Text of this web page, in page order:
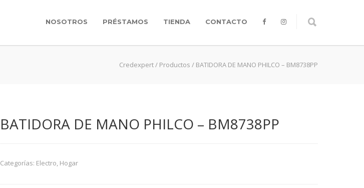
NOSOTROS PRÉSTAMOS TIENDA CONTACTO
Credexpert/ Productos / BATIDORA DE MANO PHILCO – BM8738PP
BATIDORA DE MANO PHILCO – BM8738PP
Categorías: Electro, Hogar